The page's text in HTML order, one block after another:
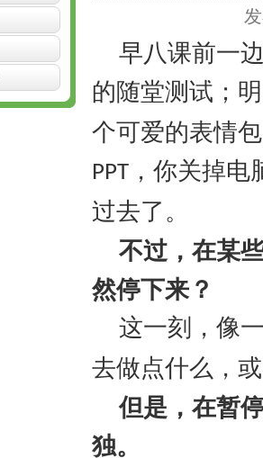
早八课前一
的随堂测试；
个可爱的表情
PPT ，你关掉
过去了。
不过，在某
然停下来？
这一刻，像
去做点什么，
但是，在暂
独。